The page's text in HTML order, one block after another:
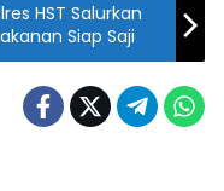
HST Salurkan
Siap Saji